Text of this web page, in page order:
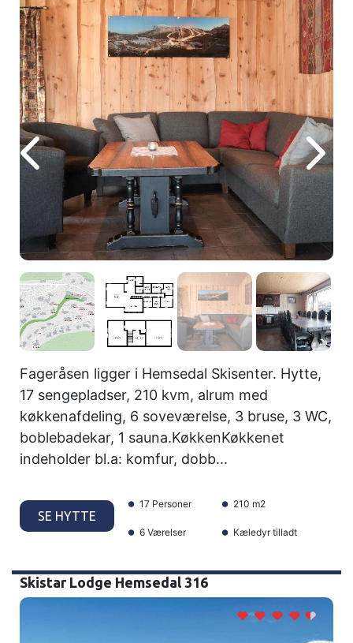
Fageråsen ligger i Hemsedal Skisenter. Hytte,
17 sengepladser, 210 kvm, alrum med
køkkenafdeling, 6 soveværelse, 3 bruse, 3 WC,
boblebadekar, 1 sauna.KøkkenKøkkenet
indeholder bl.a: komfur, dobb...
SE HYTTE
17 Personer 210 m2
6 Værelser Kæledyr tilladt
Skistar Lodge Hemsedal 316